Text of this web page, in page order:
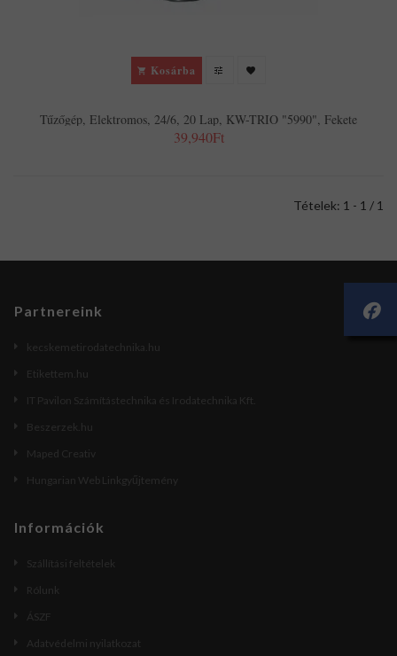
Kosárba
Tűzőgép, Elektromos, 24/6, 20 Lap, KW-TRIO "5990", Fekete
39,940Ft
Tételek: 1 - 1 / 1
Partnereink
kecskemetirodatechnika.hu
Etikettem.hu
IT Pavilon Számítástechnika és Irodatechnika Kft.
Beszerzek.hu
Maped Creativ
Hungarian Web Linkgyűjtemény
Információk
Szállítási feltételek
Rólunk
ÁSZF
Adatvédelmi nyilatkozat